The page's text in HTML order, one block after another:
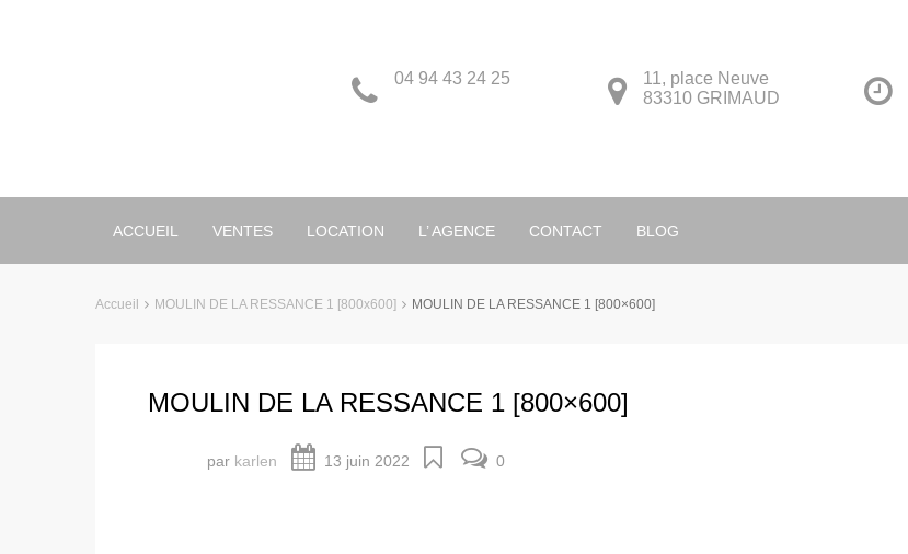
11, place Neuve
83310 GRIMAUD
04 94 43 24 25
ACCUEIL VENTES LOCATION L’ AGENCE CONTACT BLOG
Accueil MOULIN DE LA RESSANCE 1 [800x600] MOULIN DE LA RESSANCE 1 [800×600]
MOULIN DE LA RESSANCE 1 [800×600]
par karlen 13 juin 2022 0